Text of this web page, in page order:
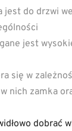
jest do drzwi
jest
się w
nich zamka
dobrać